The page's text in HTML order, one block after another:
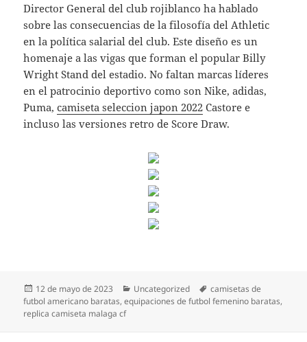
Director General del club rojiblanco ha hablado
sobre las consecuencias de la filosofía del Athletic
en la política salarial del club. Este diseño es un
homenaje a las vigas que forman el popular Billy
Wright Stand del estadio. No faltan marcas líderes
en el patrocinio deportivo como son Nike, adidas,
Puma,camiseta seleccion japon 2022 Castore e
incluso las versiones retro de Score Draw.
Publicado
el
12 de mayo de 2023 Categorías
Uncategorized Etiquetas
camisetas de
futbol americano baratas,equipaciones de futbol femenino baratas,
replica camiseta malaga cf